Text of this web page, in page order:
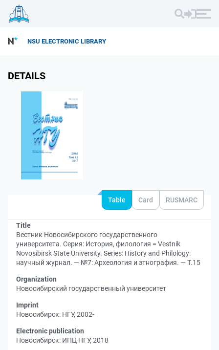
NSU ELECTRONIC LIBRARY
DETAILS
Table Card RUSMARC
Title
Вестник Новосибирского государственного
университета. Серия: История, филология = Vestnik
Novosibirsk State University. Series: History and Philology:
научный журнал. — №7: Археология и этнография. — Т.15
Organization
Новосибирский государственный университет
Imprint
Новосибирск: НГУ, 2002-
Electronic publication
Новосибирск: ИПЦ НГУ, 2018